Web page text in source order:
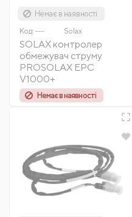
Немає в наявності
Код: --- Solax
SOLAX контролер
обмежувач струму
PROSOLAX EPC
V1000+
Немає в наявності